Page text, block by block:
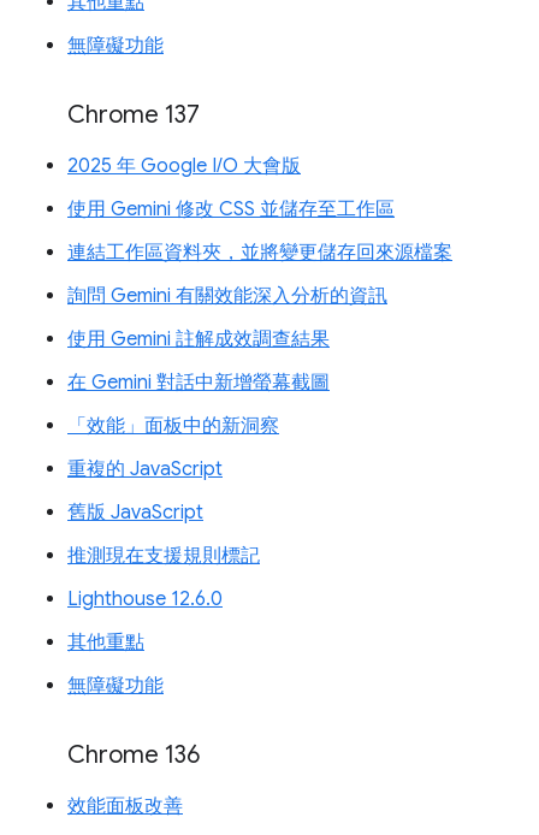
無障礙功能
Chrome 137
2025 年 Google I/O 大會版
使用 Gemini 修改 CSS 並儲存至工作區
連結工作區資料夾，並將變更儲存回來源檔案
詢問 Gemini 有關效能深入分析的資訊
使用 Gemini 註解成效調查結果
在 Gemini 對話中新增螢幕截圖
「效能」面板中的新洞察
重複的 JavaScript
舊版 JavaScript
推測現在支援規則標記
Lighthouse 12.6.0
其他重點
無障礙功能
Chrome 136
效能面板改善